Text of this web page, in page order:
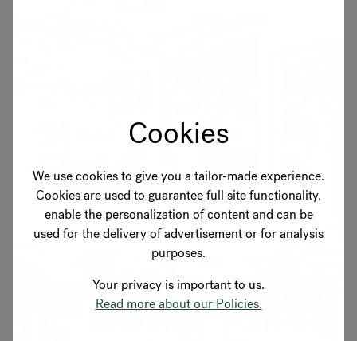
Cookies
We use cookies to give you a tailor-made experience.
Cookies are used to guarantee full site functionality,
enable the personalization of content and can be
used for the delivery of advertisement or for analysis
purposes.
Your privacy is important to us.
Read more about our Policies.